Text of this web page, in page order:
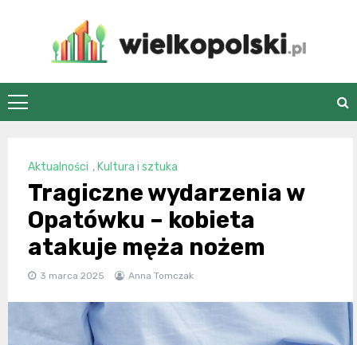
wielkopolski.pl
Aktualności , Kultura i sztuka
Tragiczne wydarzenia w
Opatówku – kobieta
atakuje męża nożem
3 marca 2025 Anna Tomczak